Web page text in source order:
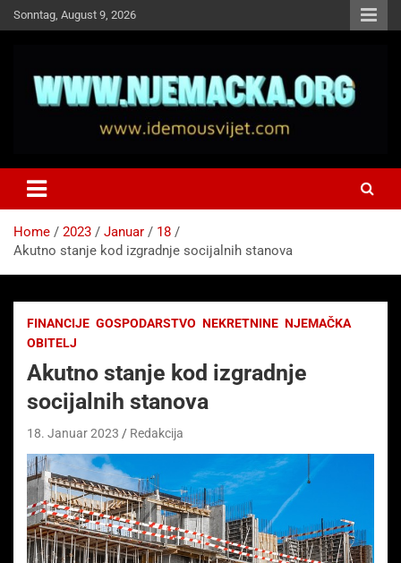
Skip
to
Sonntag, August 9, 2026
Idemo u Svijet-Njemacka!
Home 2023 Januar
18
Akutno stanje kod izgradnje socijalnih stanova
FINANCIJE GOSPODARSTVO NEKRETNINE NJEMAČKA
OBITELJ
Akutno stanje kod izgradnje
socijalnih stanova
18. Januar 2023 Redakcija